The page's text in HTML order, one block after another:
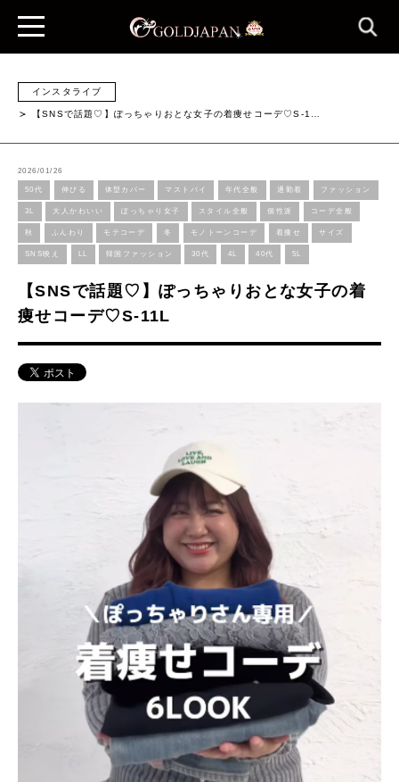
インスタライブ
【SNSで話題♡】ぽっちゃりおとな女子の着痩せコーデ♡S-1…
2026/01/26
50代 伸びる 体型カバー マストバイ 年代全般 通勤着 ファッション
3L 大人かわいい ぽっちゃり女子 スタイル全般 個性派 コーデ全般
秋 ふんわり モテコーデ 冬 モノトーンコーデ 着痩せ サイズ
SNS映え LL 韓国ファッション 30代 4L 40代 5L
【SNSで話題♡】ぽっちゃりおとな女子の着
痩せコーデ♡S-11L